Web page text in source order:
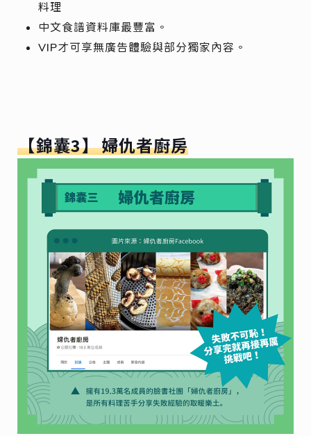
料理
中文食譜資料庫最豐富。
VIP才可享無廣告體驗與部分獨家內容。
【錦囊3】婦仇者廚房